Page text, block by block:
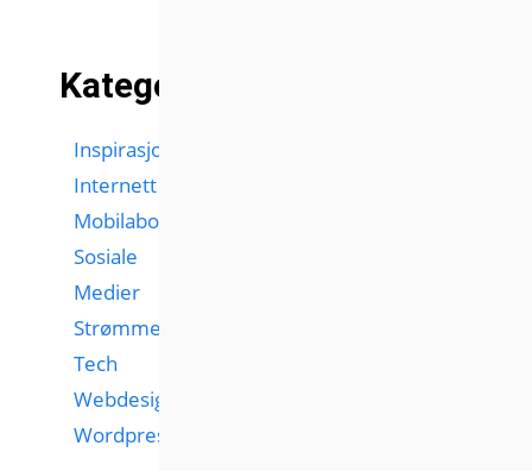
Kategorier
Inspirasjon
Internett
Mobilabonnementer
Sosiale
Medier
Strømmetjenester
Tech
Webdesign
Wordpress